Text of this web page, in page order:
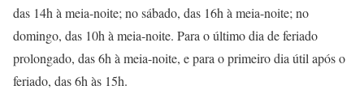
das 14h à meia-noite; no sábado, das 16h à meia-noite; no
domingo, das 10h à meia-noite. Para o último dia de feriado
prolongado, das 6h à meia-noite, e para o primeiro dia útil após o
feriado, das 6h às 15h.